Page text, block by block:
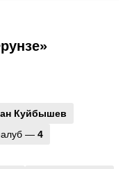
Куйбышев
— 4